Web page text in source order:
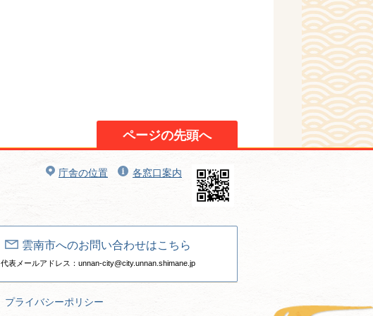
ページの先頭へ
庁舎の位置 各窓口案内
雲南市へのお問い合わせはこちら
代表メールアドレス：unnan-city@city.unnan.shimane.jp
プライバシーポリシー